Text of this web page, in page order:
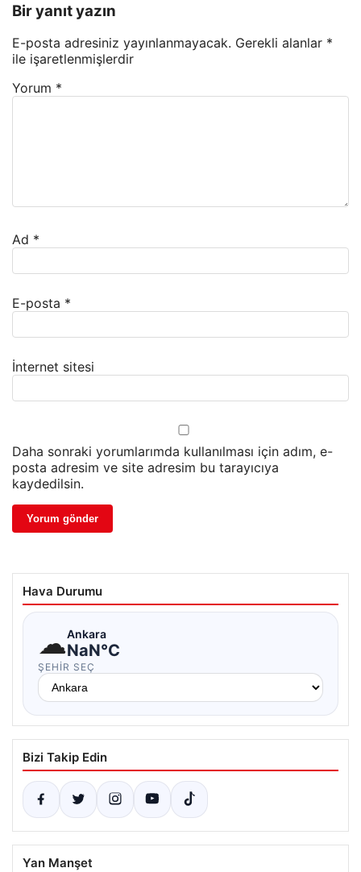
Bir yanıt yazın
E-posta adresiniz yayınlanmayacak. Gerekli alanlar *
ile işaretlenmişlerdir
Yorum *
Ad *
E-posta *
İnternet sitesi
Daha sonraki yorumlarımda kullanılması için adım, e-
posta adresim ve site adresim bu tarayıcıya
kaydedilsin.
Hava Durumu
☁Ankara
NaN°C
ŞEHIR SEÇ
Bizi Takip Edin
Yan Manşet